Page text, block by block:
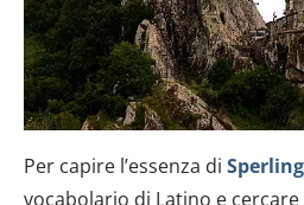
Per capire l’essenza di
vocabolario di Latino e cercare